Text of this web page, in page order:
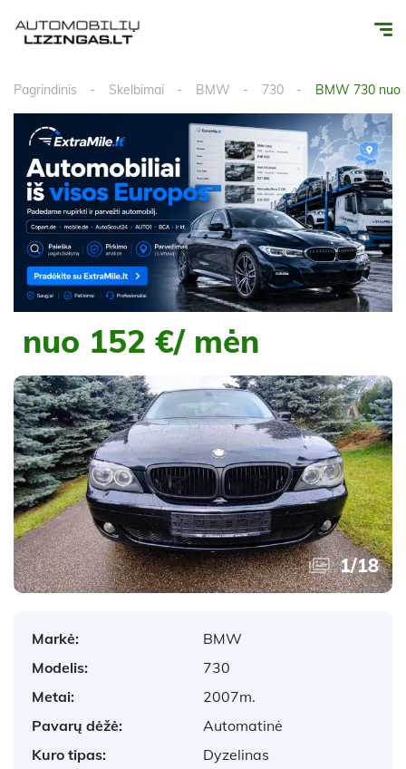
Pagrindinis Skelbimai BMW 730 BMW 730 nuo
nuo 152 €/ mėn
1/18
Markė:
BMW
Modelis:
730
Metai:
2007m.
Pavarų dėžė:
Automatinė
Kuro tipas:
Dyzelinas